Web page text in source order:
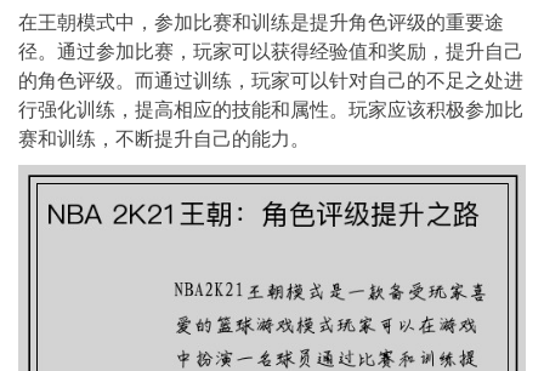
在王朝模式中，参加比赛和训练是提升角色评级的重要途
径。通过参加比赛，玩家可以获得经验值和奖励，提升自己
的角色评级。而通过训练，玩家可以针对自己的不足之处进
行强化训练，提高相应的技能和属性。玩家应该积极参加比
赛和训练，不断提升自己的能力。